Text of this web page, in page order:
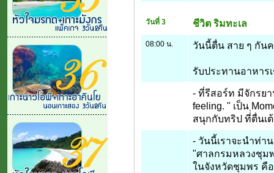
วันที่ 3 ชีวิต ริมทะเล
08:00 น. วันนี้ตื่น สาย ๆ กัน
รับประทานอาหาร
- ที่รีสอร์ท มีจักรยา
feeling. " เป็น
สนุกกับทริป ที่่ตื่นเ
- วันนี้เราจะนำท่า
"ศาลกรมหลวงชุม
ในจังหวัดชุมพร คื